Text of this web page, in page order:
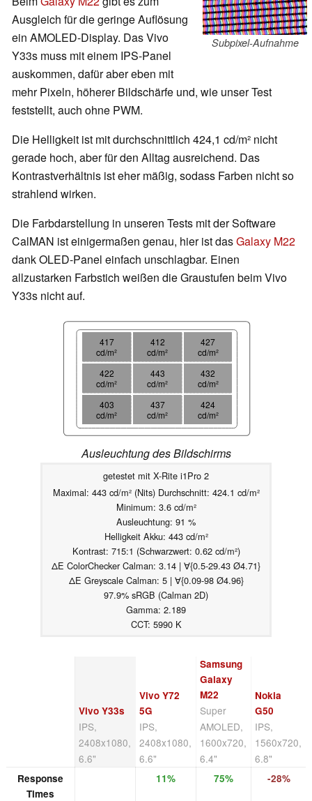
Subpixel-Aufnahme
Ausgleich für die geringe Auflösung
ein AMOLED-Display. Das Vivo
Y33s muss mit einem IPS-Panel
auskommen, dafür aber eben mit
mehr Pixeln, höherer Bildschärfe und, wie unser Test
feststellt, auch ohne PWM.
Die Helligkeit ist mit durchschnittlich 424,1 cd/m² nicht
gerade hoch, aber für den Alltag ausreichend. Das
Kontrastverhältnis ist eher mäßig, sodass Farben nicht so
strahlend wirken.
Die Farbdarstellung in unseren Tests mit der Software
CalMAN ist einigermaßen genau, hier ist dasGalaxy M22
dank OLED-Panel einfach unschlagbar. Einen
allzustarken Farbstich weißen die Graustufen beim Vivo
Y33s nicht auf.
417
cd/m²
412
cd/m²
427
cd/m²
422
cd/m²
443
cd/m²
432
cd/m²
403
cd/m²
437
cd/m²
424
cd/m²
Ausleuchtung des Bildschirms
getestet mit X-Rite i1Pro 2
Maximal: 443 cd/m² (Nits) Durchschnitt: 424.1 cd/m²
Minimum: 3.6 cd/m²
Ausleuchtung: 91 %
Helligkeit Akku: 443 cd/m²
Kontrast: 715:1 (Schwarzwert: 0.62 cd/m²)
ΔE ColorChecker Calman: 3.14 | ∀{0.5-29.43 Ø4.71}
ΔE Greyscale Calman: 5 | ∀{0.09-98 Ø4.96}
97.9% sRGB (Calman 2D)
Gamma: 2.189
CCT: 5990 K
Vivo Y33s
IPS,
2408x1080,
6.6"
Vivo Y72
5G
IPS,
2408x1080,
6.6"
Samsung
Galaxy
M22
Super
AMOLED,
1600x720,
6.4"
Nokia
G50
IPS,
1560x720,
6.8"
Response
Times
11% 75% -28%